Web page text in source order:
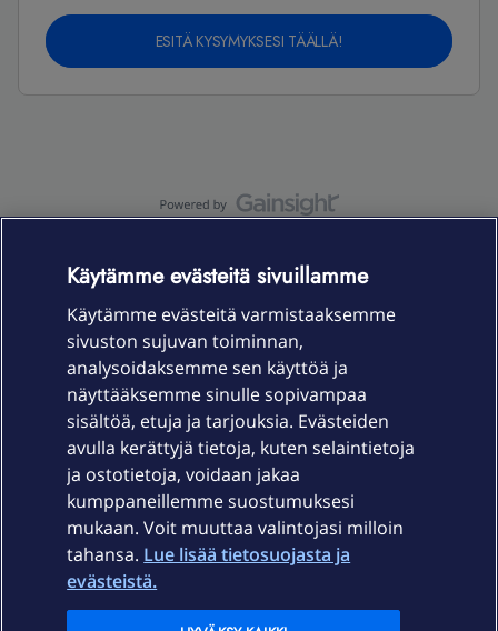
ESITÄ KYSYMYKSESI TÄÄLLÄ!
Laitteet & liittymät
Palvelut
Ajankohtaista
Elisa Oyj
Käytämme evästeitä sivuillamme
Käytämme evästeitä varmistaaksemme
sivuston sujuvan toiminnan,
analysoidaksemme sen käyttöä ja
näyttääksemme sinulle sopivampaa
sisältöä, etuja ja tarjouksia. Evästeiden
avulla kerättyjä tietoja, kuten selaintietoja
ja ostotietoja, voidaan jakaa
kumppaneillemme suostumuksesi
mukaan. Voit muuttaa valintojasi milloin
tahansa. Lue lisää tietosuojasta ja
evästeistä.